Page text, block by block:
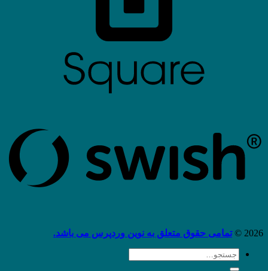
2026 ©
تمامی حقوق متعلق به نوین وردپرس می باشد.
جستجو